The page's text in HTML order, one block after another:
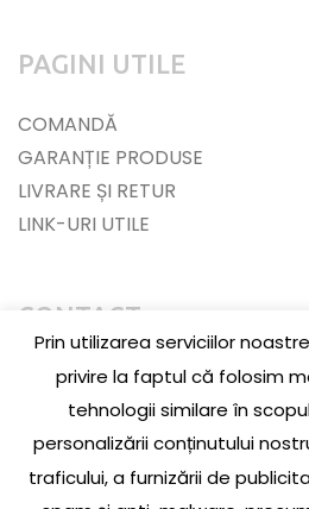
PAGINI UTILE
COMANDĂ
GARANȚIE PRODUSE
LIVRARE ȘI RETUR
LINK-URI UTILE
CONTACT
Jud. Cluj, Loc. Baciu, Str.
0756 609 174
office@pieselada.ro
Prin utilizarea serviciilor
privire la faptul că folosim
tehnologii similare în
personalizării conținutului
traficului, a furnizării de